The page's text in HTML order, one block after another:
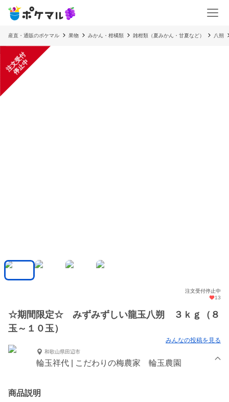
産直・通販のポケマル 果物 みかん・柑橘類 雑柑類（夏みかん・甘夏など） 八朔
注
文
受
付
停
止
中
注文受付停止中
13
☆期間限定☆ みずみずしい龍玉八朔 ３ｋｇ（８
玉～１０玉）
みんなの投稿を見る
和歌山県田辺市
輪玉祥代 | こだわりの梅農家 輪玉農園
商品説明